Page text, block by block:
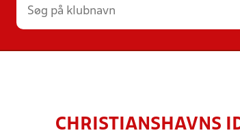
CHRISTIANSHAVNS